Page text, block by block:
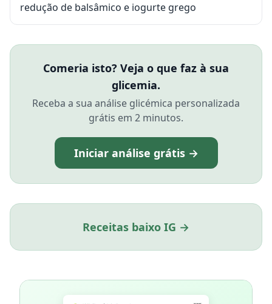
redução de balsâmico e iogurte grego
Comeria isto? Veja o que faz à sua
glicemia.
Receba a sua análise glicémica personalizada
grátis em 2 minutos.
Iniciar análise grátis →
Receitas baixo IG →